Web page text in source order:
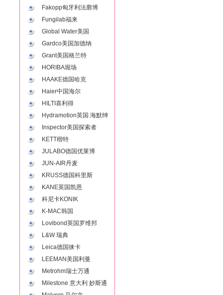
Fakopp匈牙利法廓博
Fungilab福来
Global Water美国
Gardco美国加德纳
Grant美国格兰特
HORIBA堀场
HAAKE德国哈克
Haier中国海尔
HILTI喜利得
Hydramotion英国 海默绅
Inspector美国探索者
KETT楷特
JULABO德国优莱博
JUN-AIR丹麦
KRUSS德国科里斯
KANE英国凯恩
科尼卡KONIK
K-MAC韩国
Lovibond英国罗维邦
L&W 瑞典
Leica德国徕卡
LEEMAN美国利曼
Metrohm瑞士万通
Milestone 意大利 妙斯通